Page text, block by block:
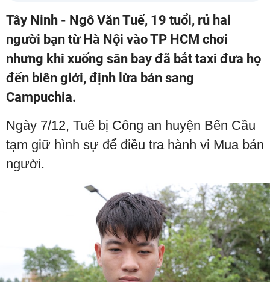
Tây Ninh - Ngô Văn Tuế, 19 tuổi, rủ hai
người bạn từ Hà Nội vào TP HCM chơi
nhưng khi xuống sân bay đã bắt taxi đưa họ
đến biên giới, định lừa bán sang
Campuchia.
Ngày 7/12, Tuế bị Công an huyện Bến Cầu
tạm giữ hình sự để điều tra hành vi Mua bán
người.